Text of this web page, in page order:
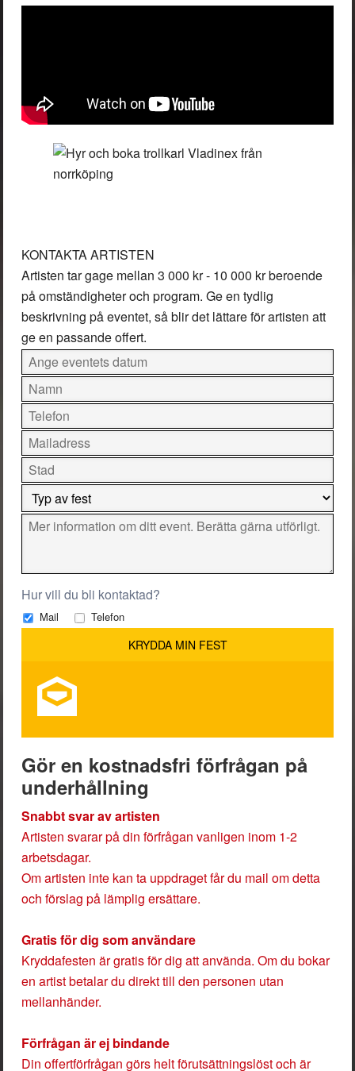
KONTAKTA ARTISTEN
Artisten tar gage mellan 3 000 kr - 10 000 krberoende
på omständigheter och program. Ge en tydlig
beskrivning på eventet, så blir det lättare för artisten att
ge en passande offert.
Hur vill du bli kontaktad?
Mail Telefon
Gör en kostnadsfri förfrågan på
underhållning
Snabbt svar av artisten
Artisten svarar på din förfrågan vanligen inom 1-2
arbetsdagar.
Om artisten inte kan ta uppdraget får du mail om detta
och förslag på lämplig ersättare.
Gratis för dig som användare
Kryddafesten är gratis för dig att använda. Om du bokar
en artist betalar du direkt till den personen utan
mellanhänder.
Förfrågan är ej bindande
Din offertförfrågan görs helt förutsättningslöst och är